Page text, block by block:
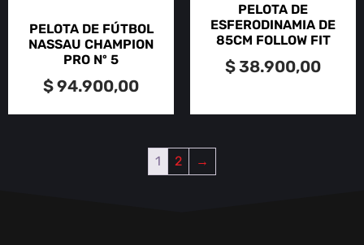
PELOTA DE FÚTBOL
NASSAU CHAMPION
PRO Nº 5
$94.900,00
PELOTA DE
ESFERODINAMIA DE
85CM FOLLOW FIT
$38.900,00
1 2 →